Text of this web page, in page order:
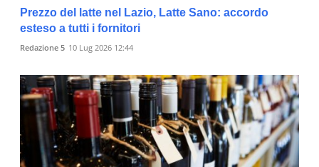
Prezzo del latte nel Lazio, Latte Sano: accordo
esteso a tutti i fornitori
Redazione 5 10 Lug 2026 12:44